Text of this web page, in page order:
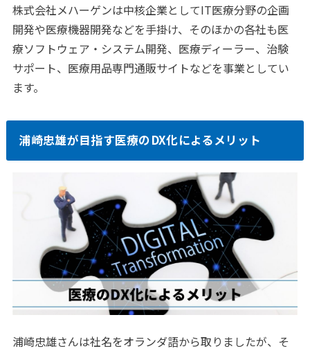
株式会社メハーゲンは中核企業としてIT医療分野の企画
開発や医療機器開発などを手掛け、そのほかの各社も医
療ソフトウェア・システム開発、医療ディーラー、治験
サポート、医療用品専門通販サイトなどを事業としてい
ます。
浦崎忠雄が目指す医療のDX化によるメリット
浦崎忠雄さんは社名をオランダ語から取りましたが、そ